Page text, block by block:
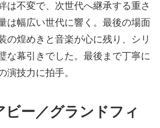
は不変で、次世代へ継承する重さ
は幅広い世代に響く。最後の場面
の煌めきと音楽が心に残り、シリ
な幕引きでした。最後まで丁寧に
演技力に拍手。
ビー／グランドフィ